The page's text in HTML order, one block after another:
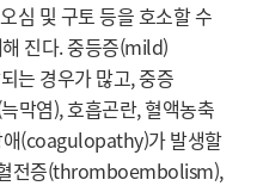
심 및 구토 등을 호소할 수
진다. 중등증(mild)
는 경우가 많고, 중증
막염), 호흡곤란, 혈액농축
(coagulopathy)가 발생할
전증(thromboembolism),